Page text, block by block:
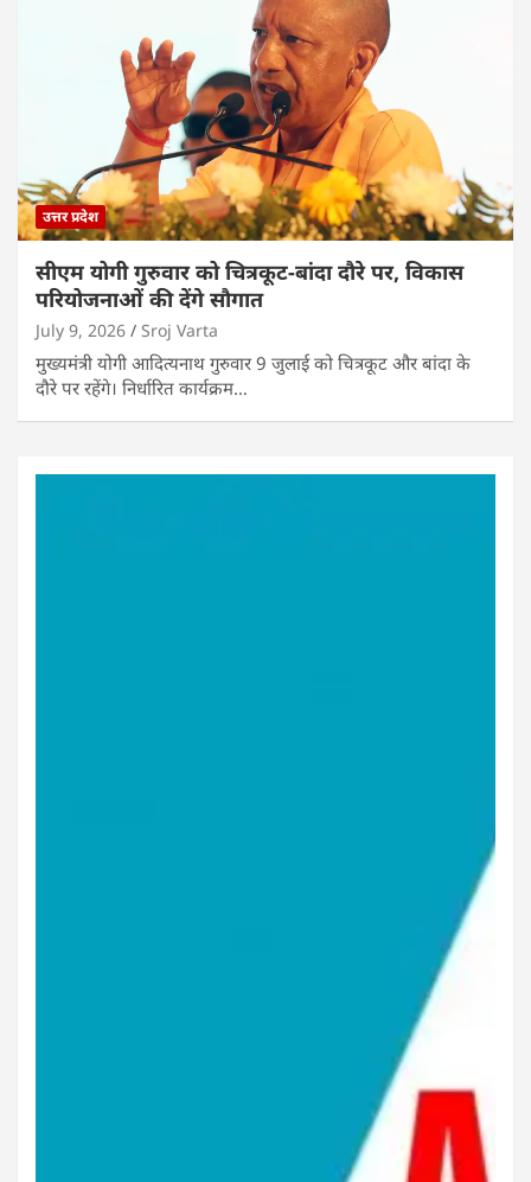
उत्तर प्रदेश
सीएम योगी गुरुवार को चित्रकूट-बांदा दौरे पर, विकास
परियोजनाओं की देंगे सौगात
July 9, 2026 Sroj Varta
मुख्यमंत्री योगी आदित्यनाथ गुरुवार 9 जुलाई को चित्रकूट और बांदा के
दौरे पर रहेंगे। निर्धारित कार्यक्रम…